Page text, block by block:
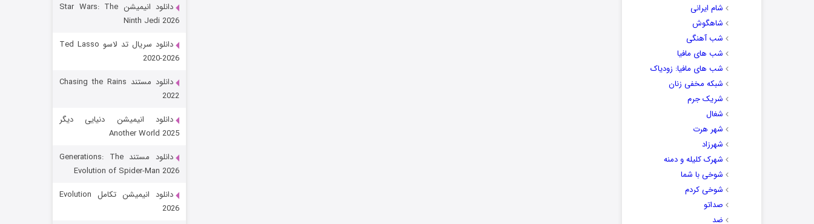
شام ایرانی
شاهگوش
شب آهنگی
شب های مافیا
شب های مافیا: زودیاک
شبکه مخفی زنان
شریک جرم
شغال
شهر هرت
شهرزاد
شهرک کلیله و دمنه
شوخی با شما
شوخی کردم
صداتو
ضد
رویایی برای تو
قسمت
دانلود انیمیشن Star Wars: The
Ninth Jedi 2026
دانلود سریال تد لاسو Ted Lasso
2020-2026
دانلود مستند Chasing the Rains
2022
دانلود انیمیشن دنیایی دیگر
Another World 2025
دانلود مستند Generations: The
Evolution of Spider-Man 2026
دانلود انیمیشن تکامل Evolution
2026